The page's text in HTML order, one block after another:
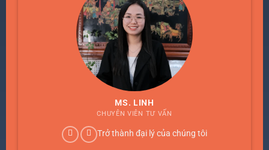
MS. LINH
CHUYÊN VIÊN TƯ VẤN
Trở thành đại lý của chúng tôi